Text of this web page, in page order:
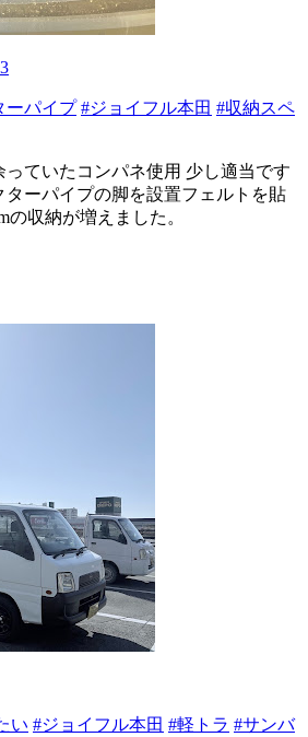
ーパイプ #ジョイフル本田 #収納スペ
ていたコンパネ使用 少し適当です
ターパイプの脚を設置フェルトを貼
の収納が増えました。
い #ジョイフル本田 #軽トラ #サンバ